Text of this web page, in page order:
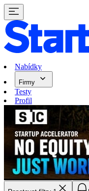
Nabídky
Firmy
Testy
Profil